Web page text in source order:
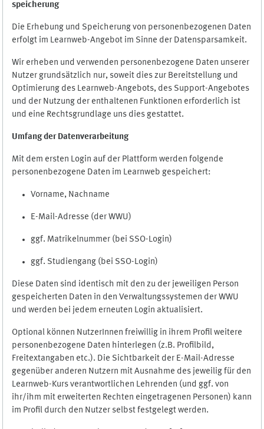
speicherung
Die Erhebung und Speicherung von personenbezogenen Daten
erfolgt im Learnweb-Angebot im Sinne der Datensparsamkeit.
Wir erheben und verwenden personenbezogene Daten unserer
Nutzer grundsätzlich nur, soweit dies zur Bereitstellung und
Optimierung des Learnweb-Angebots, des Support-Angebotes
und der Nutzung der enthaltenen Funktionen erforderlich ist
und eine Rechtsgrundlage uns dies gestattet.
Umfang der Datenverarbeitung
Mit dem ersten Login auf der Plattform werden folgende
personenbezogene Daten im Learnweb gespeichert:
Vorname, Nachname
E-Mail-Adresse (der WWU)
ggf. Matrikelnummer (bei SSO-Login)
ggf. Studiengang (bei SSO-Login)
Diese Daten sind identisch mit den zu der jeweiligen Person
gespeicherten Daten in den Verwaltungssystemen der WWU
und werden bei jedem erneuten Login aktualisiert.
Optional können NutzerInnen freiwillig in ihrem Profil weitere
personenbezogene Daten hinterlegen (z.B. Profilbild,
Freitextangaben etc.). Die Sichtbarkeit der E-Mail-Adresse
gegenüber anderen Nutzern mit Ausnahme des jeweilig für den
Learnweb-Kurs verantwortlichen Lehrenden (und ggf. von
ihr/ihm mit erweiterten Rechten eingetragenen Personen) kann
im Profil durch den Nutzer selbst festgelegt werden.